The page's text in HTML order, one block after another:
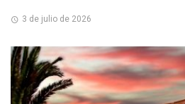
3 de julio de 2026